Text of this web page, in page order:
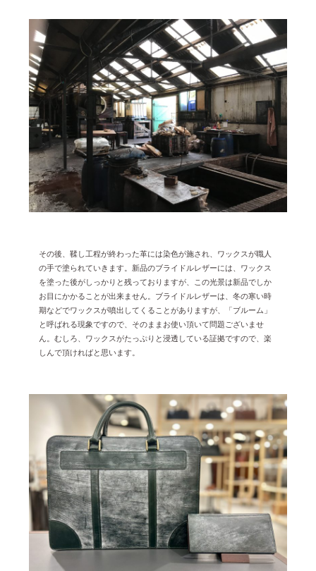
その後、鞣し工程が終わった革には染色が施され、ワックスが職人
の手で塗られていきます。新品のブライドルレザーには、ワックス
を塗った後がしっかりと残っておりますが、この光景は新品でしか
お目にかかることが出来ません。ブライドルレザーは、冬の寒い時
期などでワックスが噴出してくることがありますが、「ブルーム」
と呼ばれる現象ですので、そのままお使い頂いて問題ございませ
ん。むしろ、ワックスがたっぷりと浸透している証拠ですので、楽
しんで頂ければと思います。